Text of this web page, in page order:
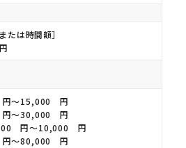
たは時間額］
〜15,000 円
〜30,000 円
円〜10,000 円
〜80,000 円